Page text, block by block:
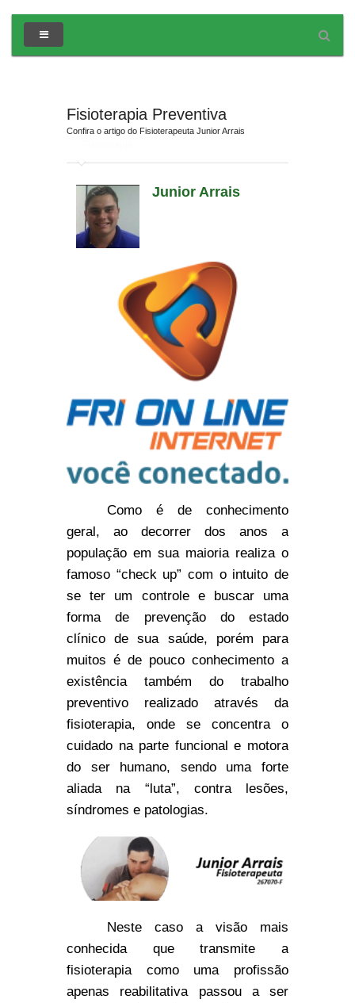
Fisioterapia Preventiva
Confira o artigo do Fisioterapeuta Junior Arrais
Junior Arrais
Como é de conhecimento
geral, ao decorrer dos anos a
população em sua maioria realiza o
famoso “check up” com o intuito de
se ter um controle e buscar uma
forma de prevenção do estado
clínico de sua saúde, porém para
muitos é de pouco conhecimento a
existência também do trabalho
preventivo realizado através da
fisioterapia, onde se concentra o
cuidado na parte funcional e motora
do ser humano, sendo uma forte
aliada na “luta”, contra lesões,
síndromes e patologias.
Neste caso a visão mais
conhecida que transmite a
fisioterapia como uma profissão
apenas reabilitativa passou a ser